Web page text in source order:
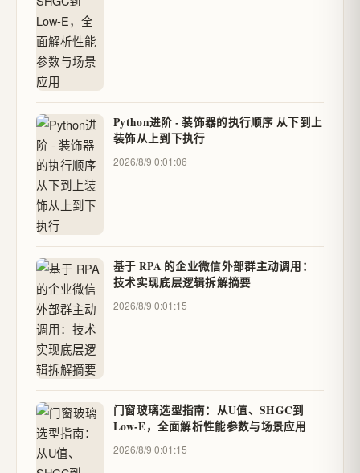
Python进阶 - 装饰器的执行顺序 从下到上
装饰从上到下执行
2026/8/9 0:01:06
基于 RPA 的企业微信外部群主动调用：
技术实现底层逻辑拆解摘要
2026/8/9 0:01:15
门窗玻璃选型指南：从U值、SHGC到
Low-E，全面解析性能参数与场景应用
2026/8/9 0:01:15